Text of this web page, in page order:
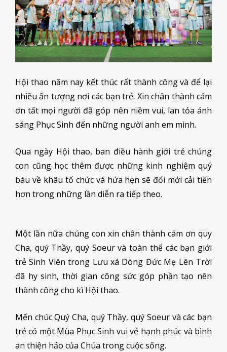
Hội thao năm nay kết thúc rất thành công và để lại
nhiều ấn tượng nơi các bạn trẻ. Xin chân thành cám
ơn tất mọi người đã góp nên niềm vui, lan tỏa ánh
sáng Phục Sinh đến những người anh em mình.
Qua ngày Hội thao, ban điều hành giới trẻ chúng
con cũng học thêm được những kinh nghiệm quý
báu về khâu tổ chức và hứa hẹn sẽ đổi mới cải tiến
hơn trong những lần diễn ra tiếp theo.
Một lần nữa chúng con xin chân thành cám ơn quy
Cha, quý Thầy, quý Soeur và toàn thể các bạn giới
trẻ Sinh Viên trong Lưu xá Dòng Đức Mẹ Lên Trời
đã hy sinh, thời gian công sức góp phần tạo nên
thành công cho kì Hội thao.
Mến chúc Quý Cha, quý Thầy, quý Soeur và các bạn
trẻ có một Mùa Phục Sinh vui vẻ hạnh phúc và bình
an thiện hảo của Chúa trong cuộc sống.